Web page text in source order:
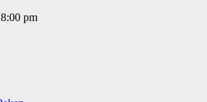
8:00 pm